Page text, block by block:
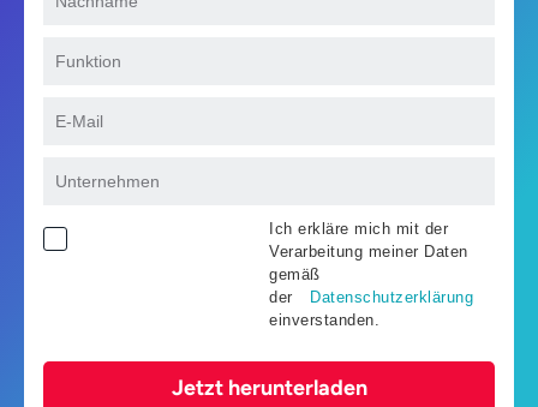
Ich erkläre mich mit der
Verarbeitung meiner Daten
gemäß
der
Datenschutzerklärung
einverstanden.
Jetzt herunterladen